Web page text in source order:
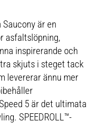
Saucony är en
asfaltslöpning,
inspirerande och
skjuts i steget tack
levererar ännu mer
5 är det ultimata
SPEEDROLL™-